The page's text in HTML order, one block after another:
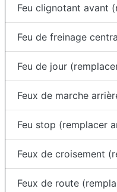
Feu clignotant avant
Feu de freinage
Feu de jour
Feux de marche
Feu stop (remplacer
Feux de croisement
Feux de route